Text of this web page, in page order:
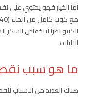
الالياف.
ما هو سبب
هناك العديد من الاسباب